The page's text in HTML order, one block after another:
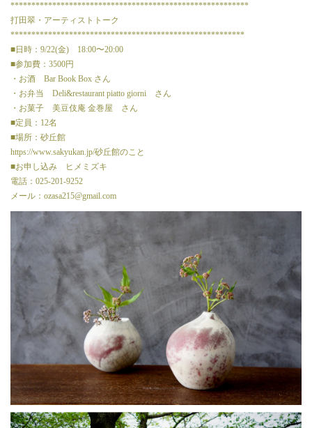
*********************************************************
打田翠・アーティストトーク
********************************************************
■日時：9/22(金) 18:00〜20:00
■参加費：3500円
・お酒 Bar Book Box さん
・お弁当 Deli&restaurant piatto giorni さん
・お菓子 美豆伎庵 金巻屋 さん
■定員：12名
■場所：砂丘館
https://www.sakyukan.jp/砂丘館のこと
■お申し込み ヒメミズキ
電話：025-201-9252
メール：ozasa215@gmail.com